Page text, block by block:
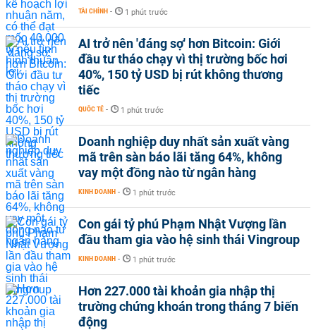
TÀI CHÍNH - 1 phút trước
AI trở nên 'đáng sợ' hơn Bitcoin: Giới
đầu tư tháo chạy vì thị trường bốc hơi
40%, 150 tỷ USD bị rút không thương
tiếc
QUỐC TẾ - 1 phút trước
Doanh nghiệp duy nhất sản xuất vàng
mã trên sàn báo lãi tăng 64%, không
vay một đồng nào từ ngân hàng
KINH DOANH - 1 phút trước
Con gái tỷ phú Phạm Nhật Vượng lần
đầu tham gia vào hệ sinh thái Vingroup
KINH DOANH - 1 phút trước
Hơn 227.000 tài khoản gia nhập thị
trường chứng khoán trong tháng 7 biến
động